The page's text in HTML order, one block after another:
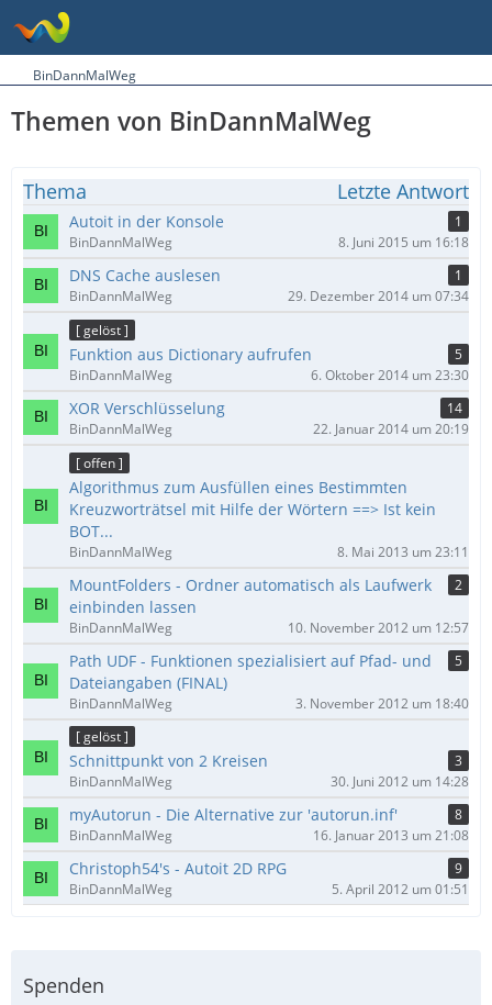
BinDannMalWeg
Themen von BinDannMalWeg
Thema Letzte Antwort
Autoit in der Konsole
1
BinDannMalWeg
8. Juni 2015 um 16:18
DNS Cache auslesen
1
BinDannMalWeg
29. Dezember 2014 um 07:34
[ gelöst ]
Funktion aus Dictionary aufrufen
5
BinDannMalWeg
6. Oktober 2014 um 23:30
XOR Verschlüsselung
14
BinDannMalWeg
22. Januar 2014 um 20:19
[ offen ]
Algorithmus zum Ausfüllen eines Bestimmten
Kreuzworträtsel mit Hilfe der Wörtern ==> Ist kein
BOT...
BinDannMalWeg 8. Mai 2013 um 23:11
MountFolders - Ordner automatisch als Laufwerk
einbinden lassen
2
BinDannMalWeg 10. November 2012 um 12:57
Path UDF - Funktionen spezialisiert auf Pfad- und
Dateiangaben (FINAL)
5
BinDannMalWeg
3. November 2012 um 18:40
[ gelöst ]
Schnittpunkt von 2 Kreisen
3
BinDannMalWeg
30. Juni 2012 um 14:28
myAutorun - Die Alternative zur 'autorun.inf'
8
BinDannMalWeg
16. Januar 2013 um 21:08
Christoph54's - Autoit 2D RPG
9
BinDannMalWeg
5. April 2012 um 01:51
Spenden